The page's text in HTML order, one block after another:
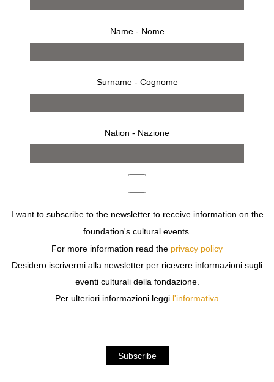
Lunghezza : 6 cm
Name - Nome
Surname - Cognome
Nation - Nazione
I want to subscribe to the newsletter to receive information on the
foundation's cultural events.
For more information read the privacy policy
Desidero iscrivermi alla newsletter per ricevere informazioni sugli
eventi culturali della fondazione.
Per ulteriori informazioni leggi l'informativa